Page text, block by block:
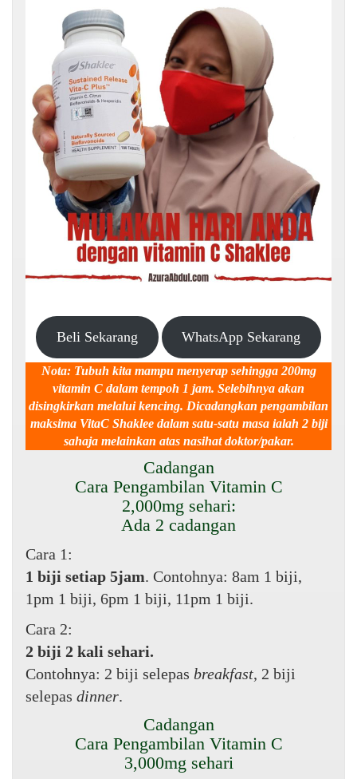
Beli Sekarang WhatsApp Sekarang
Nota: Tubuh kita mampu menyerap sehingga 200mg
vitamin C dalam tempoh 1 jam. Selebihnya akan
disingkirkan melalui kencing. Dicadangkan pengambilan
maksima VitaC Shaklee dalam satu-satu masa ialah 2 biji
sahaja melainkan atas nasihat doktor/pakar.
Cadangan
Cara Pengambilan Vitamin C
2,000mg sehari:
Ada 2 cadangan
Cara 1:
1 biji setiap 5jam. Contohnya: 8am 1 biji,
1pm 1 biji, 6pm 1 biji, 11pm 1 biji.
Cara 2:
2 biji 2 kali sehari.
Contohnya: 2 biji selepas breakfast, 2 biji
selepas dinner.
Cadangan
Cara Pengambilan Vitamin C
3,000mg sehari